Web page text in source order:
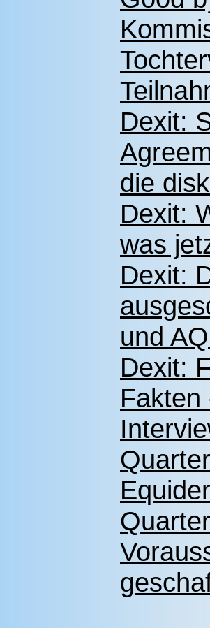
Dexit:
die
Dexit:
was
Dexit:
und
Dexit:
Fakten